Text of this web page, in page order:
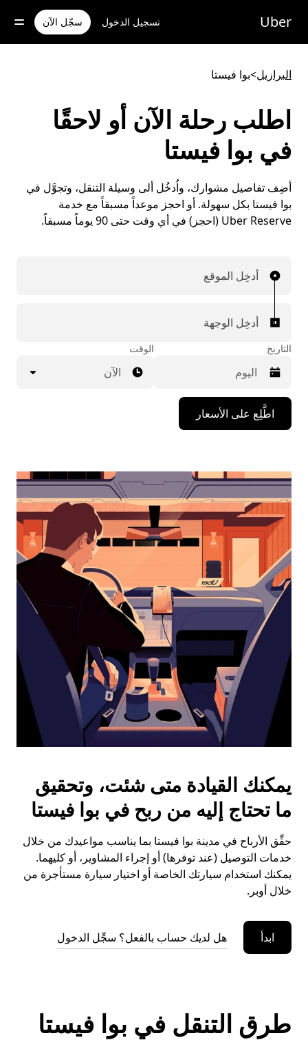
للوصول
المحتوى
Uber تسجيل الدخول سجّل الآن
البرازيل>بوا فيستا
اطلب رحلة الآن أو لاحقًا
في بوا فيستا
أضِف تفاصيل مشوارك، واُدخُل ألى وسيلة التنقل، وتجوَّل في
بوا فيستا بكل سهولة. أو احجز موعداً مسبقاً مع خدمة
Uber Reserve (احجز) في أي وقت حتى 90 يوماً مسبقاً.
أدخِل الموقع
أدخِل الوجهة
التاريخ
اضغط
على
مفتاح
للأسفل
لاستخدام
التقويم
التاريخ.
اضغط
على
زر
الخروج
لإغلاق
التقويم.
الوقت
الآن
اطَّلِع على الأسعار
يمكنك القيادة متى شئت، وتحقيق
ما تحتاج إليه من ربح في بوا فيستا
حقِّق الأرباح في مدينة بوا فيستا بما يناسب مواعيدك من خلال
خدمات التوصيل (عند توفرها) أو إجراء المشاوير، أو كليهما.
يمكنك استخدام سيارتك الخاصة أو اختيار سيارة مستأجرة من
خلال أوبر.
ابدأ هل لديك حساب بالفعل؟ سجِّل الدخول
طرق التنقل في بوا فيستا